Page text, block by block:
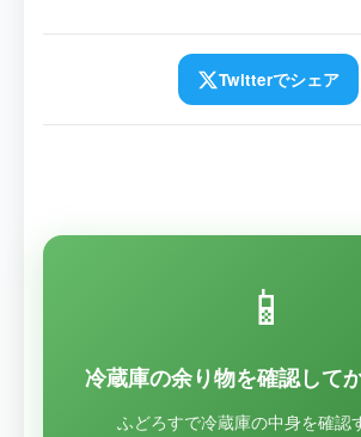
Twitterでシェア
📱
冷蔵庫の余り物を確認して
ふどろすで冷蔵庫の中身を確認